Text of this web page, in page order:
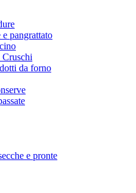
e pangrattato
Cruschi
da forno
e pronte